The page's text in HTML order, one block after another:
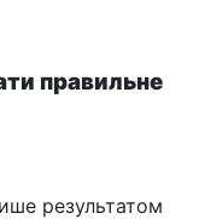
правильне
результатом